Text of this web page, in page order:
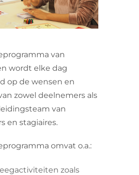
van
wordt elke dag
op de wensen en
zowel deelnemers als
van
en stagiaires.
omvat o.a.:
zoals